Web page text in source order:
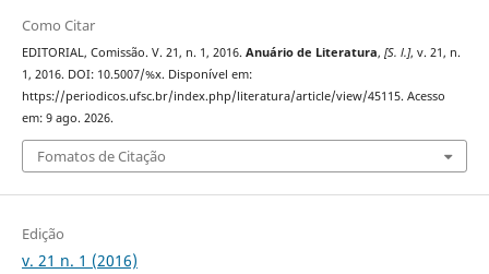
Como Citar
EDITORIAL, Comissão. V. 21, n. 1, 2016. Anuário de Literatura, [S. l.], v. 21, n.
1, 2016. DOI: 10.5007/%x. Disponível em:
https://periodicos.ufsc.br/index.php/literatura/article/view/45115. Acesso
em: 9 ago. 2026.
Fomatos de Citação
Edição
v. 21 n. 1 (2016)